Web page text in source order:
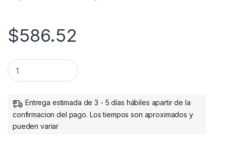
$586.52
StarTech.com Amplificador de Señal HDMI, 1920 x 1080
Entrega estimada de 3 - 5 días hábiles apartir de la
confirmacion del pago. Los tiempos son aproximados y
pueden variar